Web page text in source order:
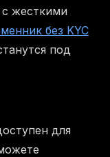
с жесткими
без KYC
под
для